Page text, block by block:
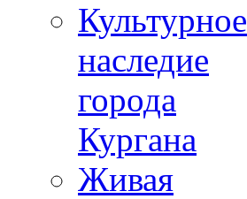
Культурное
наследие
города
Кургана
Живая